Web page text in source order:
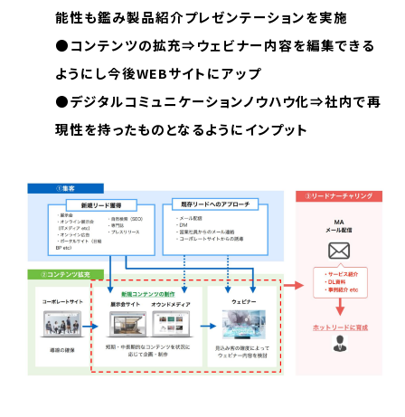
能性も鑑み製品紹介プレゼンテーションを実施
●コンテンツの拡充⇒ウェビナー内容を編集できる
ようにし今後WEBサイトにアップ
●デジタルコミュニケーションノウハウ化⇒社内で再
現性を持ったものとなるようにインプット